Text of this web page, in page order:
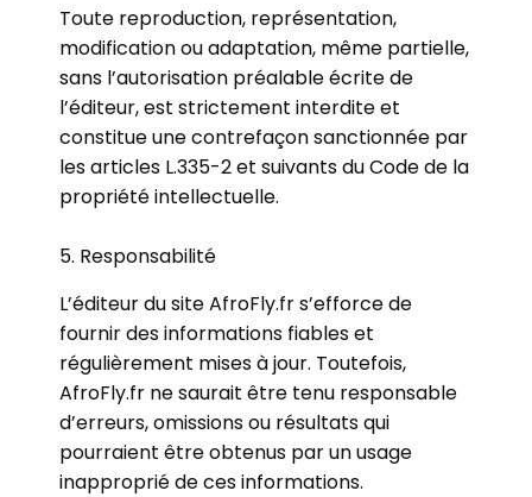
Toute reproduction, représentation,
modification ou adaptation, même partielle,
sans l’autorisation préalable écrite de
l’éditeur, est strictement interdite et
constitue une contrefaçon sanctionnée par
les articles L.335-2 et suivants du Code de la
propriété intellectuelle.
5. Responsabilité
L’éditeur du site AfroFly.fr s’efforce de
fournir des informations fiables et
régulièrement mises à jour. Toutefois,
AfroFly.fr ne saurait être tenu responsable
d’erreurs, omissions ou résultats qui
pourraient être obtenus par un usage
inapproprié de ces informations.